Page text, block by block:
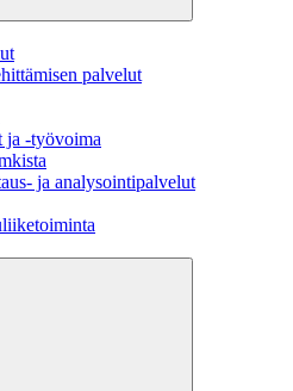
palvelut
ja -työvoima
ja analysointipalvelut